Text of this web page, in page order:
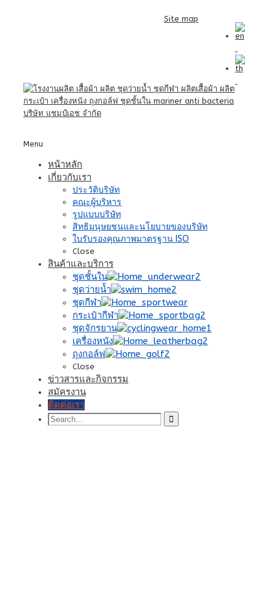
Site map
Menu
หน้าหลัก
เกี่ยวกับเรา
ประวัติบริษัท
คณะผู้บริหาร
รูปแบบบริษัท
สิทธิมนุษยชนและนโยบายของบริษัท
ใบรับรองคุณภาพมาตรฐาน ISO
Close
สินค้าและบริการ
ชุดชั้นใน
ชุดว่ายน้ำ
ชุดกีฬา
กระเป๋ากีฬา
ชุดจักรยาน
เครื่องหนัง
ถุงกอล์ฟ
Close
ข่าวสารและกิจกรรม
สมัครงาน
ติดต่อเรา